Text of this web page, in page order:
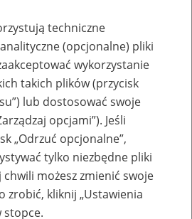
do aplikacji
23 do 24 sierpnia 2024
techniczne
(opcjonalne) pliki
wykorzystanie
takich plików (przycisk
lub dostosować swoje
opcjami”). Jeśli
„Odrzuć opcjonalne”,
tylko niezbędne pliki
chwili możesz zmienić swoje
zrobić, kliknij „Ustawienia
stopce.